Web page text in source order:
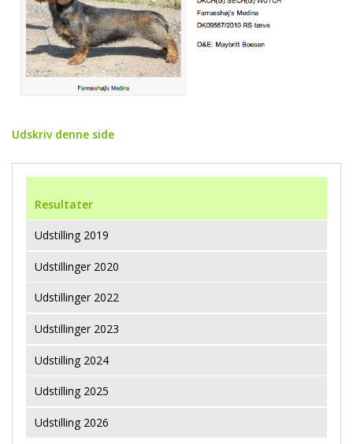
Udskriv denne side
Resultater
Udstilling 2019
Udstillinger 2020
Udstillinger 2022
Udstillinger 2023
Udstilling 2024
Udstilling 2025
Udstilling 2026